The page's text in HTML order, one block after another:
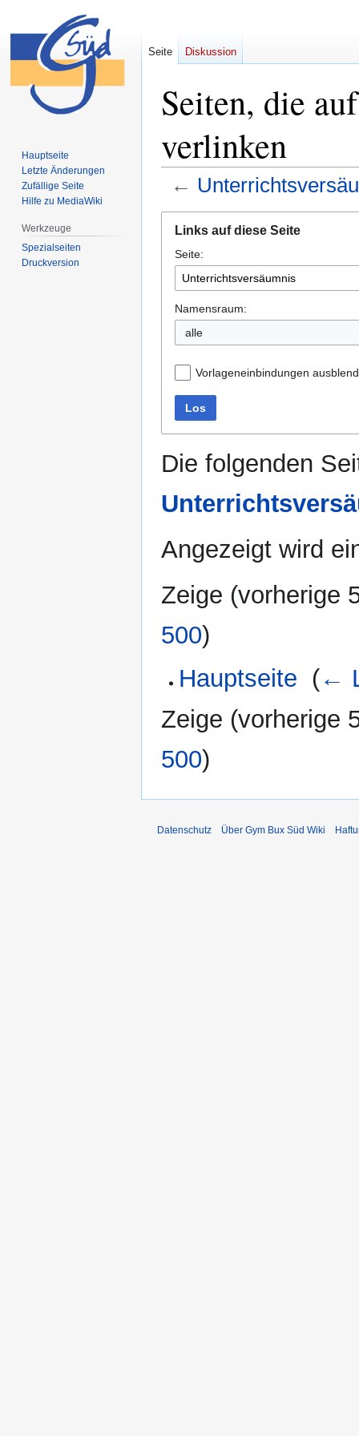
Seiten, die
verlinken
←
Navigation
springen
Suche
springen
Links auf diese Seite
Seite:
Namensraum:
alle
Vorlageneinbindungen
Los
Die folgenden
Angezeigt wird
Zeige (vorherige
500)
Hauptseite (←
Zeige (vorherige
500)
Seite Diskussion
Hauptseite
Letzte Änderungen
Zufällige Seite
Hilfe zu MediaWiki
Werkzeuge
Spezialseiten
Druckversion
Datenschutz Über Gym Bux Süd Wiki